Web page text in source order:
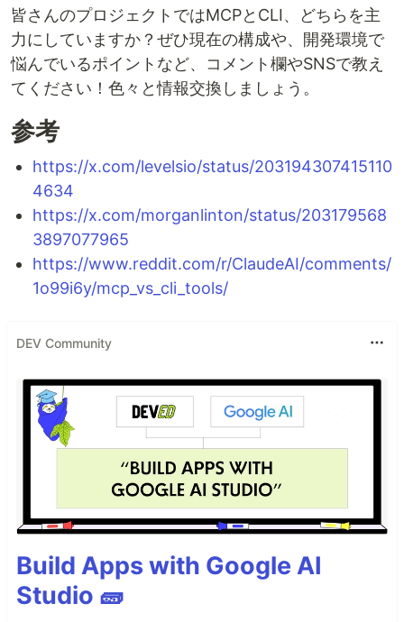
皆さんのプロジェクトではMCPとCLI、どちらを主
力にしていますか？ぜひ現在の構成や、開発環境で
悩んでいるポイントなど、コメント欄やSNSで教え
てください！色々と情報交換しましょう。
参考
https://x.com/levelsio/status/203194307415110
4634
https://x.com/morganlinton/status/203179568
3897077965
https://www.reddit.com/r/ClaudeAI/comments/
1o99i6y/mcp_vs_cli_tools/
DEV Community
Build Apps with Google AI
Studio 🧱